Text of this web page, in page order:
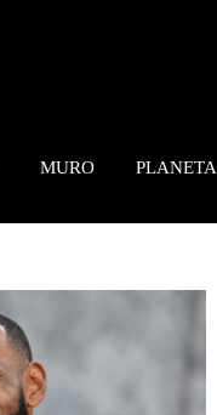
MURO PLANETA